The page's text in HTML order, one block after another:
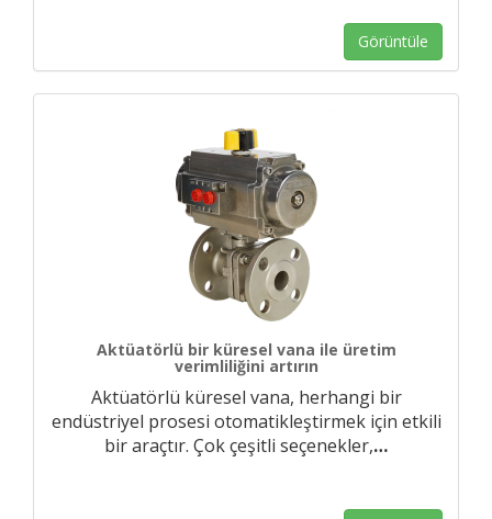
Görüntüle
Aktüatörlü bir küresel vana ile üretim
verimliliğini artırın
Aktüatörlü küresel vana, herhangi bir
endüstriyel prosesi otomatikleştirmek için etkili
bir araçtır. Çok çeşitli seçenekler,…